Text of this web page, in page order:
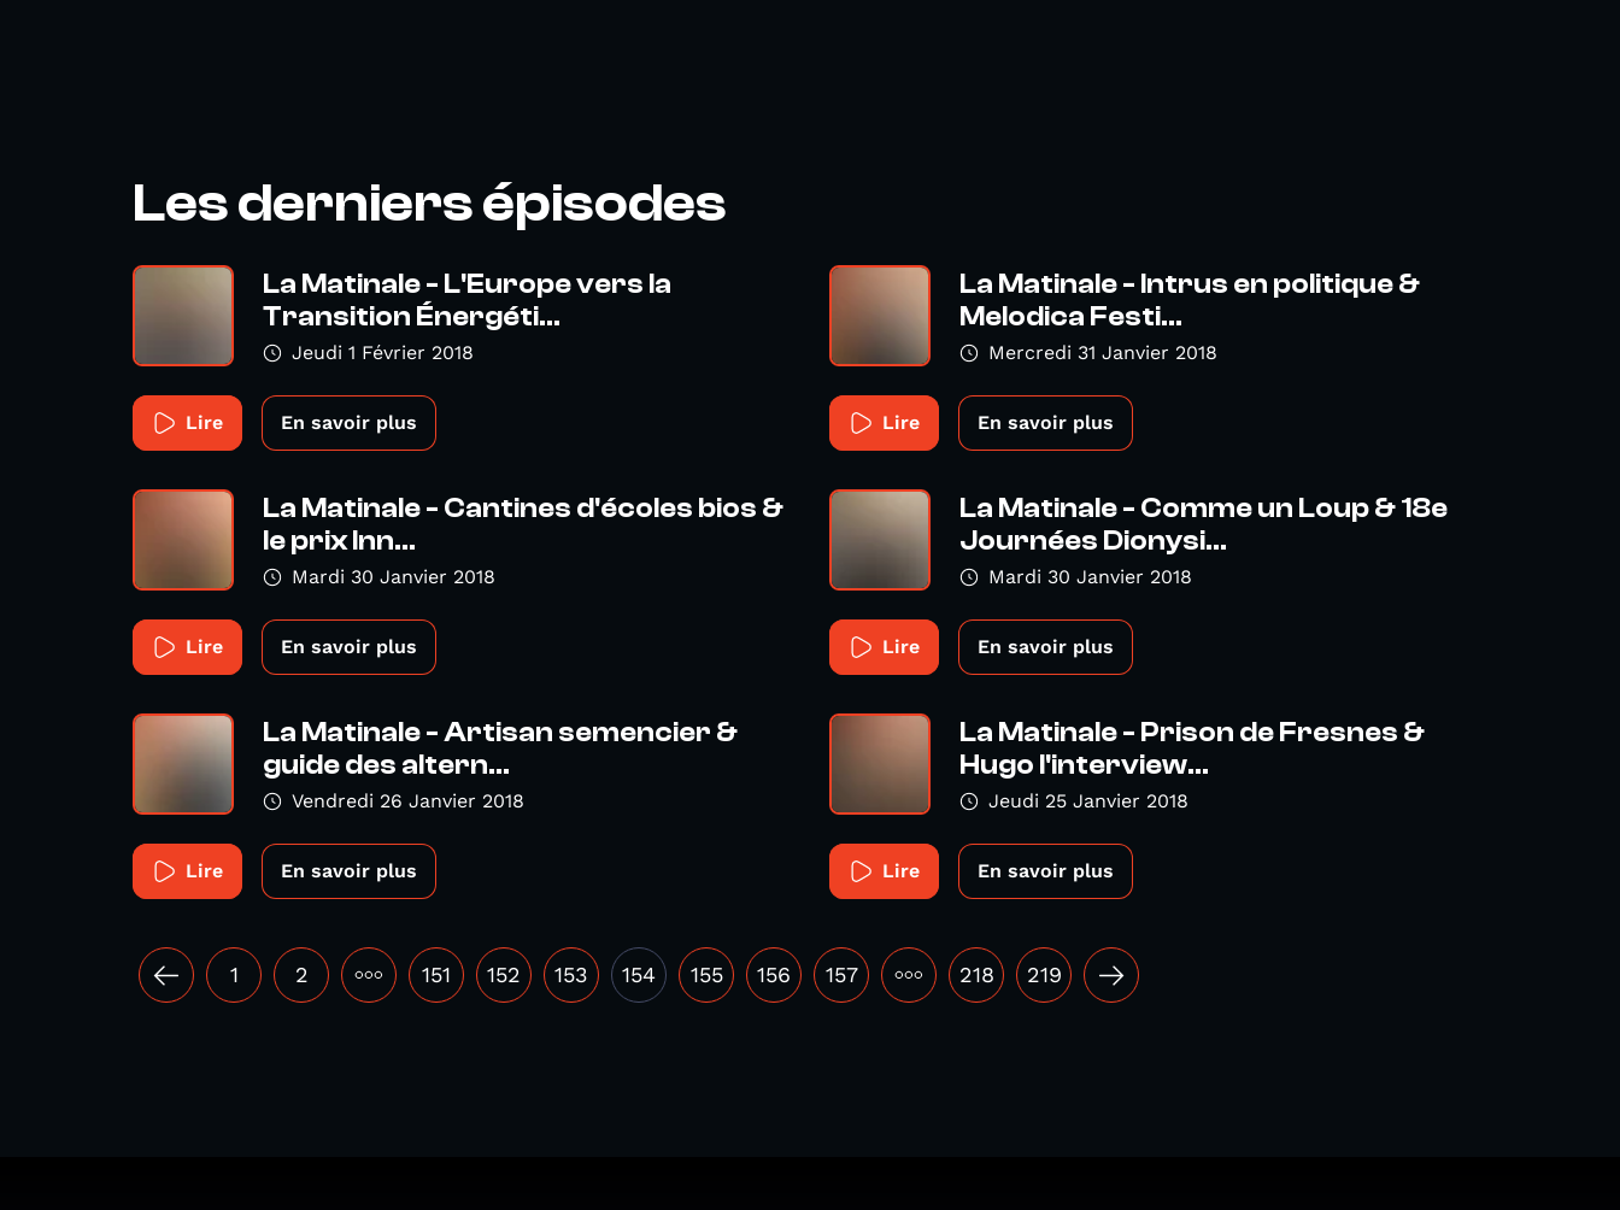
Les derniers épisodes
La Matinale - L'Europe vers la
Transition Énergéti...
Jeudi 1 Février 2018
Lire En savoir plus
La Matinale - Intrus en politique &
Melodica Festi...
Mercredi 31 Janvier 2018
Lire En savoir plus
La Matinale - Cantines d'écoles bios &
le prix Inn...
Mardi 30 Janvier 2018
Lire En savoir plus
La Matinale - Comme un Loup & 18e
Journées Dionysi...
Mardi 30 Janvier 2018
Lire En savoir plus
La Matinale - Artisan semencier &
guide des altern...
Vendredi 26 Janvier 2018
Lire En savoir plus
La Matinale - Prison de Fresnes &
Hugo l'interview...
Jeudi 25 Janvier 2018
Lire En savoir plus
1 2 ••• 151 152 153 154 155 156 157 ••• 218 219